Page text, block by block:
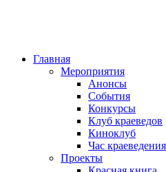
Главная
Мероприятия
Анонсы
События
Конкурсы
Клуб краеведов
Киноклуб
Час краеведения
Проекты